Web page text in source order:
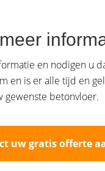
en nodigen u
en is er alle tijd en
gewenste betonvloer.
uw gratis offerte